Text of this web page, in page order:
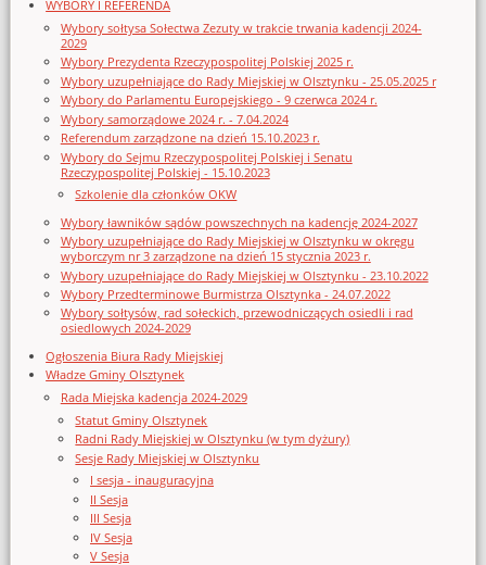
WYBORY I REFERENDA
Wybory sołtysa Sołectwa Zezuty w trakcie trwania kadencji 2024-
2029
Wybory Prezydenta Rzeczypospolitej Polskiej 2025 r.
Wybory uzupełniające do Rady Miejskiej w Olsztynku - 25.05.2025 r
Wybory do Parlamentu Europejskiego - 9 czerwca 2024 r.
Wybory samorządowe 2024 r. - 7.04.2024
Referendum zarządzone na dzień 15.10.2023 r.
Wybory do Sejmu Rzeczypospolitej Polskiej i Senatu
Rzeczypospolitej Polskiej - 15.10.2023
Szkolenie dla członków OKW
Wybory ławników sądów powszechnych na kadencję 2024-2027
Wybory uzupełniające do Rady Miejskiej w Olsztynku w okręgu
wyborczym nr 3 zarządzone na dzień 15 stycznia 2023 r.
Wybory uzupełniające do Rady Miejskiej w Olsztynku - 23.10.2022
Wybory Przedterminowe Burmistrza Olsztynka - 24.07.2022
Wybory sołtysów, rad sołeckich, przewodniczących osiedli i rad
osiedlowych 2024-2029
Ogłoszenia Biura Rady Miejskiej
Władze Gminy Olsztynek
Rada Miejska kadencja 2024-2029
Statut Gminy Olsztynek
Radni Rady Miejskiej w Olsztynku (w tym dyżury)
Sesje Rady Miejskiej w Olsztynku
I sesja - inauguracyjna
II Sesja
III Sesja
IV Sesja
V Sesja